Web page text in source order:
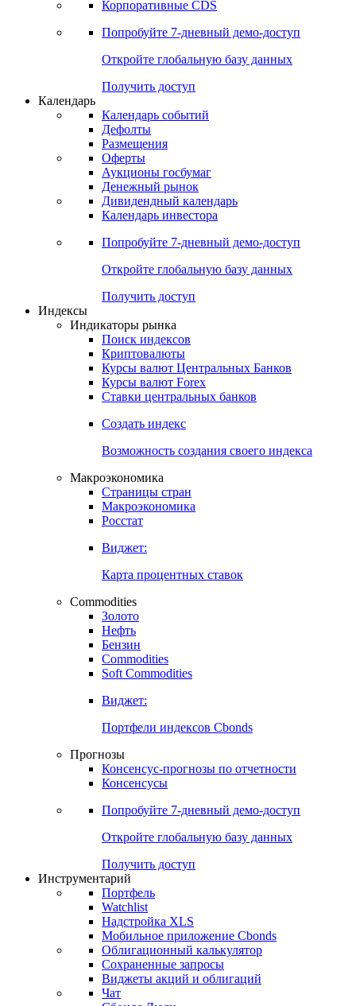
Валютные и процентные свопы
Корпоративные CDS
Попробуйте7-дневный
Откройте глобальную базу данных
Получить доступ
Календарь
Календарь событий
Дефолты
Размещения
Оферты
Денежный рынок
Календарь инвестора
Попробуйте7-дневный
Откройте глобальную базу данных
Получить доступ
Индикаторы рынка
Поиск индексов
Курсы валют Центральных Банков
Ставки центральных банков
Создать индекс
Возможность создания своего индекса
Страницы стран
Росстат
Виджет:
Карта процентных ставок
Commodities
Золото
Бензин
Soft Commodities
Виджет:
Портфели индексов Cbonds
Прогнозы
Консенсусы
Попробуйте7-дневный
Откройте глобальную базу данных
Получить доступ
Инструментарий
Портфель
Watchlist
Надстройка XLS
Мобильное приложение Cbonds